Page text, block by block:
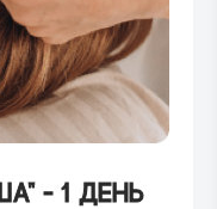
- 1 ДЕНЬ